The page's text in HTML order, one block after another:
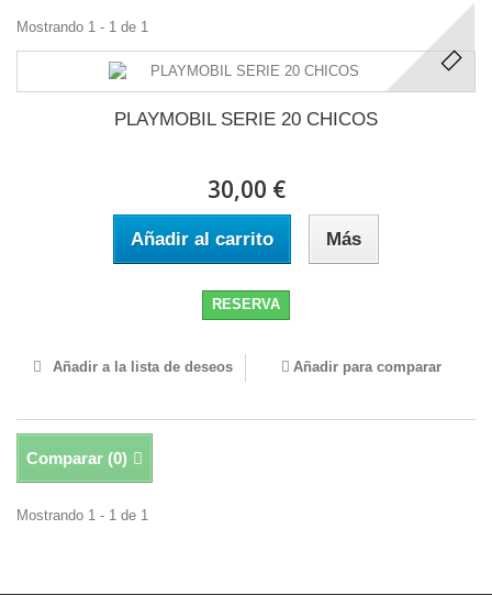
Mostrando 1 - 1 de 1
PLAYMOBIL SERIE 20 CHICOS
30,00 €
Añadir al carrito Más
RESERVA
Añadir a la lista de deseos Añadir para comparar
Comparar (0)
Mostrando 1 - 1 de 1